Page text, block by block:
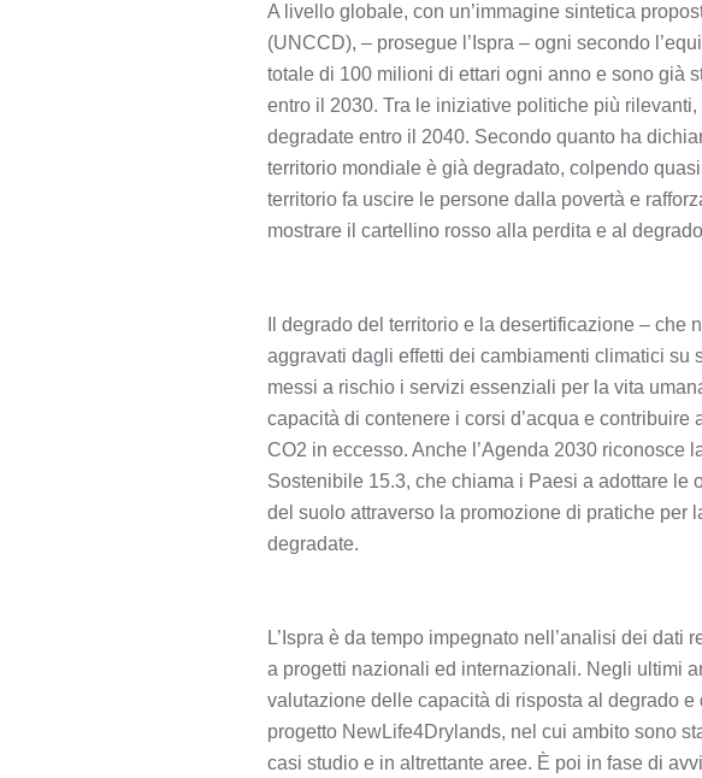
A livello globale, con un’immagine sintetica
(UNCCD), – prosegue l’Ispra – ogni secondo
totale di 100 milioni di ettari ogni anno e sono già
entro il 2030. Tra le iniziative politiche più
degradate entro il 2040. Secondo quanto ha
territorio mondiale è già degradato, colpendo
territorio fa uscire le persone dalla povertà e
mostrare il cartellino rosso alla perdita e al
Il degrado del territorio e la desertificazione –
aggravati dagli effetti dei cambiamenti climatici
messi a rischio i servizi essenziali per la vita
capacità di contenere i corsi d’acqua e
CO2 in eccesso. Anche l’Agenda 2030 riconosce
Sostenibile 15.3, che chiama i Paesi a adottare
del suolo attraverso la promozione di pratiche per
degradate.
L’Ispra è da tempo impegnato nell’analisi dei
a progetti nazionali ed internazionali. Negli ultimi
valutazione delle capacità di risposta al degrado
progetto NewLife4Drylands, nel cui ambito sono
casi studio e in altrettante aree. È poi in fase di